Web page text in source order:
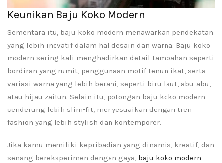
Keunikan Baju Koko Modern
Sementara itu, baju koko modern menawarkan pendekatan
yang lebih inovatif dalam hal desain dan warna. Baju koko
modern sering kali menghadirkan detail tambahan seperti
bordiran yang rumit, penggunaan motif tenun ikat, serta
variasi warna yang lebih berani, seperti biru laut, abu-abu,
atau hijau zaitun. Selain itu, potongan baju koko modern
cenderung lebih slim-fit, menyesuaikan dengan tren
fashion yang lebih stylish dan kontemporer.
Jika kamu memiliki kepribadian yang dinamis, kreatif, dan
senang bereksperimen dengan gaya, baju koko modern